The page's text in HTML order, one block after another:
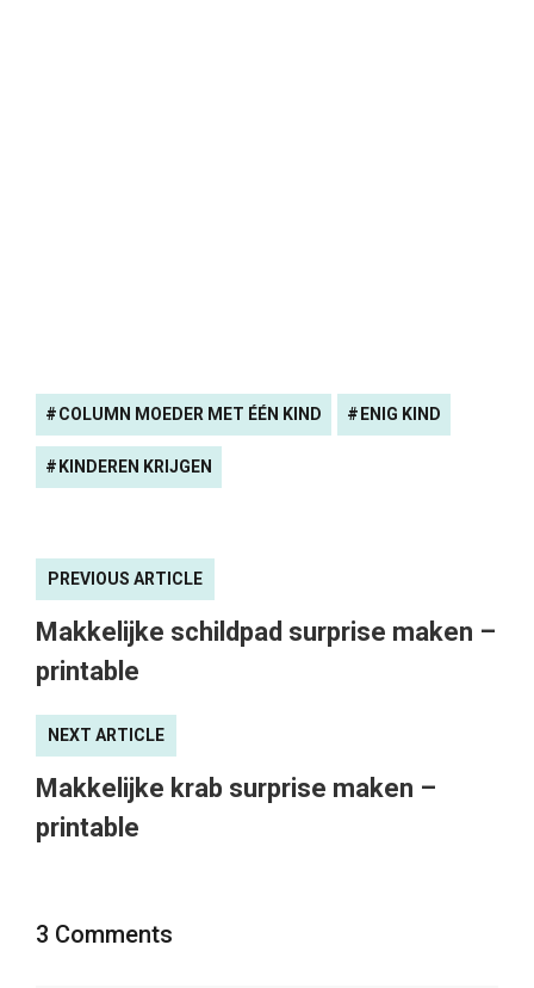
COLUMN MOEDER MET ÉÉN KIND ENIG KIND
KINDEREN KRIJGEN
PREVIOUS ARTICLE
Makkelijke schildpad surprise maken –
printable
NEXT ARTICLE
Makkelijke krab surprise maken –
printable
3 Comments